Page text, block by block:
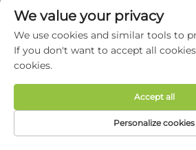
Pangalan
Pangalan ng Kumpanya
We value your privacy
We use cookies and similar tools to
If you don't want to accept all
cookies.
Personalize cookies
Accept all